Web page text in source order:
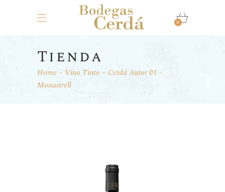
0
Tienda
Home Vino Tinto
Cerdá Autor 01 –
Monastrell